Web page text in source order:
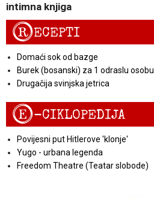
intimna knjiga
RECEPTI
Domaći sok od bazge
Burek (bosanski) za 1 odraslu osobu
Drugačija svinjska jetrica
E-CIKLOPEDIJA
Povijesni put Hitlerove 'klonje'
Yugo - urbana legenda
Freedom Theatre (Teatar slobode)